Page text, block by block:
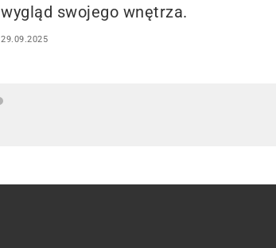
wygląd swojego wnętrza.
29.09.2025